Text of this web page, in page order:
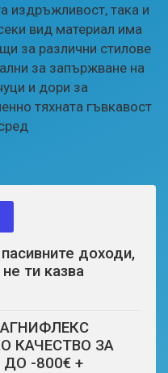
издръжливост, така и
вид материал има
за различни стилове
за запържване на
и дори за
тяхната гъвкавост
доходи,
ти казва
КАЧЕСТВО ЗА
-800€ +